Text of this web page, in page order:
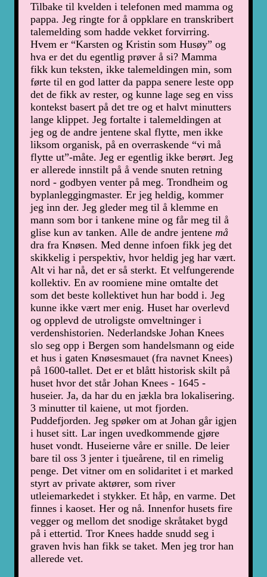
Tilbake til kvelden i telefonen med mamma og
pappa. Jeg ringte for å oppklare en transkribert
talemelding som hadde vekket forvirring.
Hvem er “Karsten og Kristin som Husøy” og
hva er det du egentlig prøver å si? Mamma
fikk kun teksten, ikke talemeldingen min, som
førte til en god latter da pappa senere leste opp
det de fikk av rester, og kunne lage seg en viss
kontekst basert på det tre og et halvt minutters
lange klippet. Jeg fortalte i talemeldingen at
jeg og de andre jentene skal flytte, men ikke
liksom organisk, på en overraskende “vi må
flytte ut”-måte. Jeg er egentlig ikke berørt. Jeg
er allerede innstilt på å vende snuten retning
nord - godbyen venter på meg. Trondheim og
byplanleggingmaster. Er jeg heldig, kommer
jeg inn der. Jeg gleder meg til å klemme en
mann som bor i tankene mine og får meg til å
glise kun av tanken. Alle de andre jentene må
dra fra Knøsen. Med denne infoen fikk jeg det
skikkelig i perspektiv, hvor heldig jeg har vært.
Alt vi har nå, det er så sterkt. Et velfungerende
kollektiv. En av roomiene mine omtalte det
som det beste kollektivet hun har bodd i. Jeg
kunne ikke vært mer enig. Huset har overlevd
og opplevd de utroligste omveltninger i
verdenshistorien. Nederlandske Johan Knees
slo seg opp i Bergen som handelsmann og eide
et hus i gaten Knøsesmauet (fra navnet Knees)
på 1600-tallet. Det er et blått historisk skilt på
huset hvor det står Johan Knees - 1645 -
huseier. Ja, da har du en jækla bra lokalisering.
3 minutter til kaiene, ut mot fjorden.
Puddefjorden. Jeg spøker om at Johan går igjen
i huset sitt. Lar ingen uvedkommende gjøre
huset vondt. Huseierne våre er snille. De leier
bare til oss 3 jenter i tjueårene, til en rimelig
penge. Det vitner om en solidaritet i et marked
styrt av private aktører, som river
utleiemarkedet i stykker. Et håp, en varme. Det
finnes i kaoset. Her og nå. Innenfor husets fire
vegger og mellom det snodige skråtaket bygd
på i ettertid. Tror Knees hadde snudd seg i
graven hvis han fikk se taket. Men jeg tror han
allerede vet.